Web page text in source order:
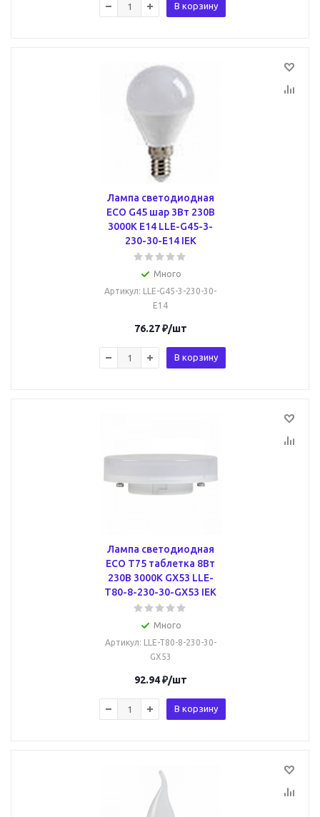
В корзину
Лампа светодиодная
ECO G45 шар 3Вт 230В
3000К E14 LLE-G45-3-
230-30-E14 IEK
Много
Артикул: LLE-G45-3-230-30-
E14
76.27₽/шт
В корзину
Лампа светодиодная
ECO T75 таблетка 8Вт
230В 3000К GX53 LLE-
T80-8-230-30-GX53 IEK
Много
Артикул: LLE-T80-8-230-30-
GX53
92.94₽/шт
В корзину